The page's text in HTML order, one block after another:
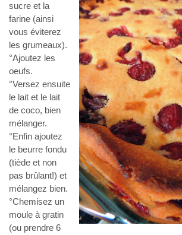
sucre et la
farine (ainsi
vous éviterez
les grumeaux).
°Ajoutez les
oeufs.
°Versez ensuite
le lait et le lait
de coco, bien
mélanger.
°Enfin ajoutez
le beurre fondu
(tiède et non
pas brûlant!) et
mélangez bien.
°Chemisez un
moule à gratin
(ou prendre 6